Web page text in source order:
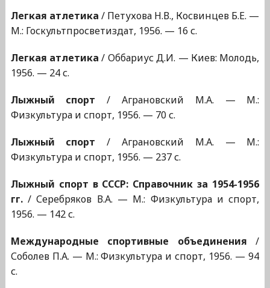
Легкая атлетика / Петухова Н.В., Косвинцев Б.Е. —
М.: Госкультпросветиздат, 1956. — 16 с.
Легкая атлетика / Оббариус Д.И. — Киев: Молодь,
1956. — 24 с.
Лыжный спорт / Аграновский М.А. — М.:
Физкультура и спорт, 1956. — 70 с.
Лыжный спорт / Аграновский М.А. — М.:
Физкультура и спорт, 1956. — 237 с.
Лыжный спорт в СССР: Справочник за 1954-1956
гг./ Серебряков В.А. — М.: Физкультура и спорт,
1956. — 142 с.
Международные спортивные объединения /
Соболев П.А. — М.: Физкультура и спорт, 1956. — 94
с.